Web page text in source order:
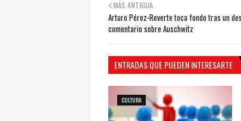
MÁS ANTIGUA
Arturo Pérez-Reverte ‏toca fondo tras un desafortunado
comentario sobre Auschwitz
ENTRADAS QUE PUEDEN INTERESARTE
CULTURA